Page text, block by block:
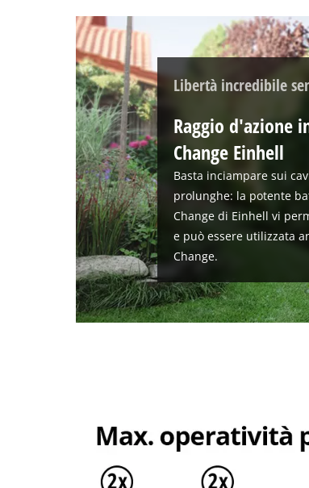
Libertà incredibile
Raggio d'azione
Change Einhell
Basta inciampare sui
prolunghe: la potente
Change di Einhell vi
e può essere utilizzata
Change.